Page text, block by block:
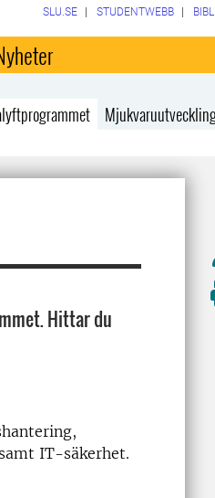
SLU.SE STUDENTWEBB
Hittar du
IT-säkerhet.